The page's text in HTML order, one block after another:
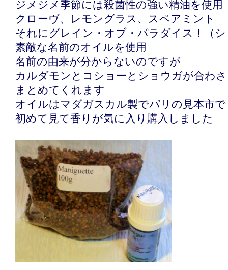
ジメジメ季節には殺菌性の強い精油を使用
クローヴ、レモングラス、スペアミント
それにグレイン・オブ・パラダイス！（
素敵な名前のオイルを使用
名前の由来が分からないのですが
カルダモンとコショーとショウガが合わ
まとめてくれます
オイルはマダガスカル製でパリの見本市で
初めて見て香りが気に入り購入しました